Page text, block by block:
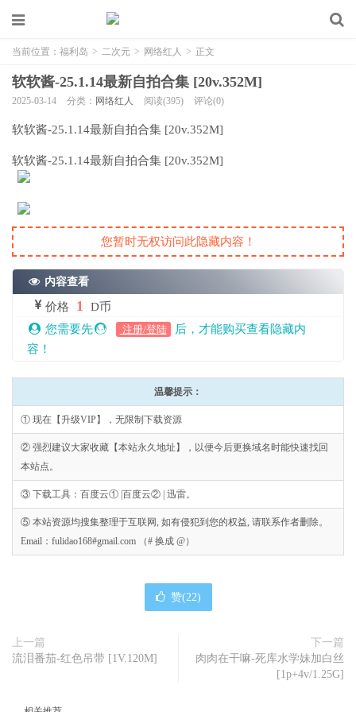
当前位置： 福利岛 > 二次元 > 网络红人 > 正文
软软酱-25.1.14最新自拍合集 [20v.352M]
2025-03-14 分类： 网络红人 阅读(395) 评论(0)
软软酱-25.1.14最新自拍合集 [20v.352M]
软软酱-25.1.14最新自拍合集 [20v.352M]
您暂时无权访问此隐藏内容！
内容查看
价格 1
D币
您需要先
注册/登陆
后，才能购买查看隐藏内
容！
温馨提示：
① 现在【升级VIP】，无限制下载资源
② 强烈建议大家收藏【本站永久地址】，以便今后更换域名时能快速找回
本站点。
③ 下载工具：百度云① |百度云② | 迅雷。
⑤ 本站资源均搜集整理于互联网, 如有侵犯到您的权益, 请联系作者删除。
Email：fulidao168#gmail.com （# 换成 @）
赞(22)
上一篇
流泪番茄-红色吊带 [1V.120M]
下一篇
肉肉在干嘛-死库水学妹加白丝
[1p+4v/1.25G]